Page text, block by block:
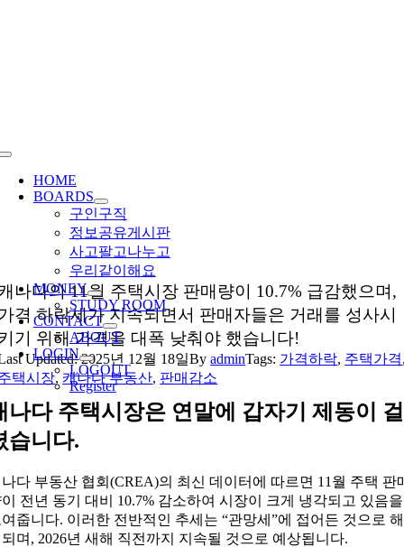
Toggle
Navigation
HOME
BOARDS
구인구직
정보공유게시판
사고팔고나누고
우리같이해요
MONEY
STUDY ROOM
CONTACT
ABOUT
LOGIN
LOGOUT
Register
나다의 11월 주택시장 판매량이 10.7% 급감했으며,
격 하락세가 지속되면서 판매자들은 거래를 성사시
기 위해 가격을 대폭 낮춰야 했습니다!
Updated: 2025년 12월 18일ByadminTags: 가격하락, 주택가격
택시장, 캐나다 부동산, 판매감소
나다 주택시장은 연말에 갑자기 제동이 걸
습니다.
다 부동산 협회(CREA)의 최신 데이터에 따르면 11월 주택 판
전년 동기 대비 10.7% 감소하여 시장이 크게 냉각되고 있음을
줍니다. 이러한 전반적인 추세는 “관망세”에 접어든 것으로 해
며, 2026년 새해 직전까지 지속될 것으로 예상됩니다.